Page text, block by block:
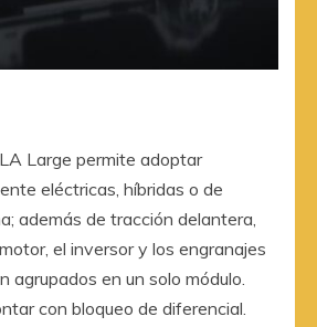
Large permite adoptar
eléctricas, híbridas o de
además de tracción delantera,
el inversor y los engranajes
agrupados en un solo módulo.
con bloqueo de diferencial.